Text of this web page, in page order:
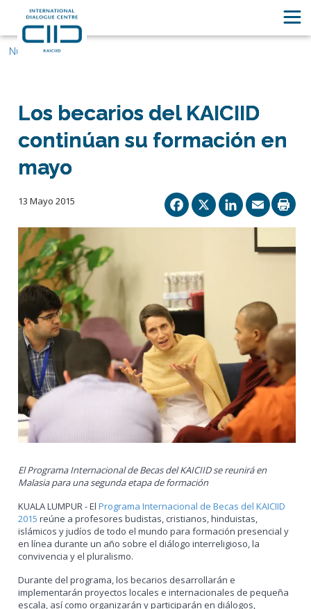
Nuestras historias
Los becarios del KAICIID
continúan su formación en
mayo
13 Mayo 2015 Facebook
X
El Programa Internacional de Becas del KAICIID se reunirá en
Malasia para una segunda etapa de formación
KUALA LUMPUR - ElPrograma Internacional de Becas del KAICIID
2015 reúne a profesores budistas, cristianos, hinduistas,
islámicos y judíos de todo el mundo para formación presencial y
en línea durante un año sobre el diálogo interreligioso, la
convivencia y el pluralismo.
Durante del programa, los becarios desarrollarán e
implementarán proyectos locales e internacionales de pequeña
escala, así como organizarán y participarán en diálogos,